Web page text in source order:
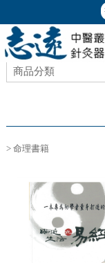
商品分類
> 命理書籍